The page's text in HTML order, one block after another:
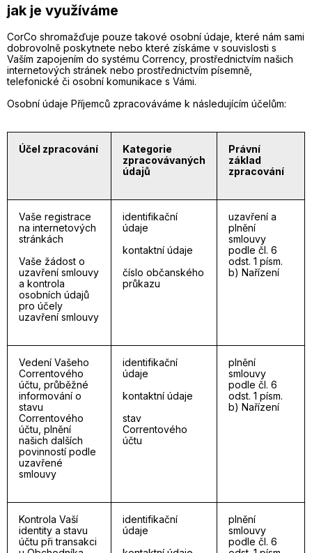
jak je využíváme
CorCo shromažďuje pouze takové osobní údaje, které nám sami
dobrovolně poskytnete nebo které získáme v souvislosti s
Vaším zapojením do systému Corrency, prostřednictvím našich
internetových stránek nebo prostřednictvím písemně,
telefonické či osobní komunikace s Vámi.
Osobní údaje Příjemců zpracováváme k následujícím účelům:
Účel zpracování
Kategorie
zpracovávaných
údajů
Právní
základ
zpracování
Vaše registrace
na internetových
stránkách
Vaše žádost o
uzavření smlouvy
a kontrola
osobních údajů
pro účely
uzavření smlouvy
identifikační
údaje
kontaktní údaje
číslo občanského
průkazu
uzavření a
plnění
smlouvy
podle čl. 6
odst. 1 písm.
b) Nařízení
Vedení Vašeho
Correntového
účtu, průběžné
informování o
stavu
Correntového
účtu, plnění
našich dalších
povinností podle
uzavřené
smlouvy
identifikační
údaje
kontaktní údaje
stav
Correntového
účtu
plnění
smlouvy
podle čl. 6
odst. 1 písm.
b) Nařízení
Kontrola Vaší
identity a stavu
účtu při transakci
identifikační
údaje
plnění
smlouvy
podle čl. 6